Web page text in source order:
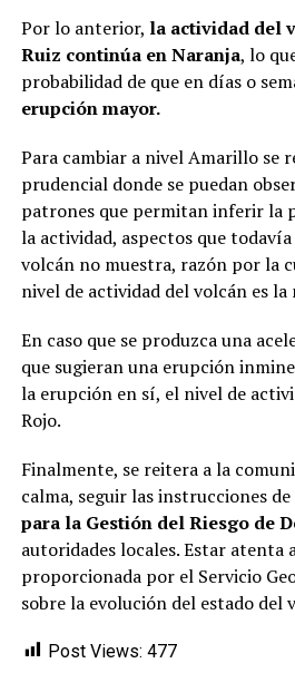
Por lo anterior, la actividad del
Ruiz continúa en Naranja, lo
probabilidad de que en días o
erupción mayor.
Para cambiar a nivel Amarillo se
prudencial donde se puedan
patrones que permitan inferir la
la actividad, aspectos que
volcán no muestra, razón por la
nivel de actividad del volcán es la
En caso que se produzca una
que sugieran una erupción
la erupción en sí, el nivel de
Rojo.
Finalmente, se reitera a la
calma, seguir las instrucciones
para la Gestión del Riesgo de
autoridades locales. Estar atenta
proporcionada por el Servicio
sobre la evolución del estado del
Post Views: 477